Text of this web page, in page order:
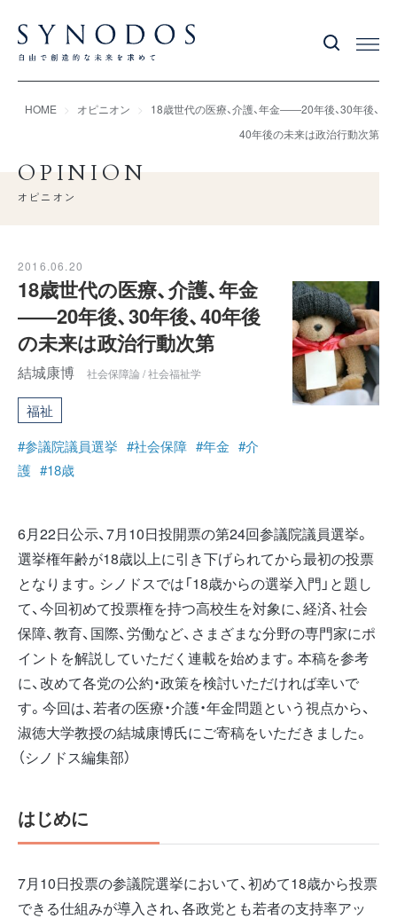
HOME オピニオン
18歳世代の医療、介護、年金――20年後、30年後、
40年後の未来は政治行動次第
OPINION
オピニオン
2016.06.20
18歳世代の医療、介護、年金
――20年後、30年後、40年後
の未来は政治行動次第
結城康博 社会保障論 / 社会福祉学
福祉
#参議院議員選挙 #社会保障 #年金 #介
護 #18歳
6月22日公示、7月10日投開票の第24回参議院議員選挙。
選挙権年齢が18歳以上に引き下げられてから最初の投票
となります。シノドスでは「18歳からの選挙入門」と題し
て、今回初めて投票権を持つ高校生を対象に、経済、社会
保障、教育、国際、労働など、さまざまな分野の専門家にポ
イントを解説していただく連載を始めます。本稿を参考
に、改めて各党の公約・政策を検討いただければ幸いで
す。今回は、若者の医療・介護・年金問題という視点から、
淑徳大学教授の結城康博氏にご寄稿をいただきました。
（シノドス編集部）
はじめに
7月10日投票の参議院選挙において、初めて18歳から投票
できる仕組みが導入され、各政党とも若者の支持率アッ